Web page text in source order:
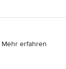
Mehr erfahren